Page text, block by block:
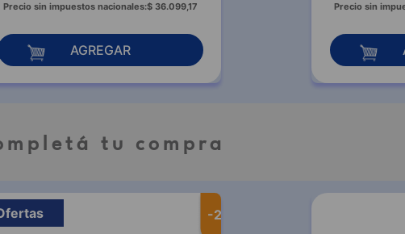
Precio sin impuestos nacionales:$ 36.099,17
AGREGAR
Precio sin
tu compra
-25 %